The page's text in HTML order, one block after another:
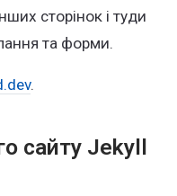
сторінок і туди
та форми.
.
сайту Jekyll